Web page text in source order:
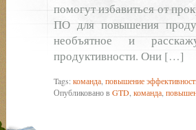
помогут избавиться от
ПО для повышения
необъятное и
продуктивности. Они […]
Tags: команда повышение
Опубликовано вGTD команда